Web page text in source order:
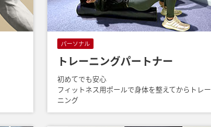
パーソナル
トレーニングパートナー
初めてでも安心
フィットネス用ポールで身体を整えてからトレー
ニング